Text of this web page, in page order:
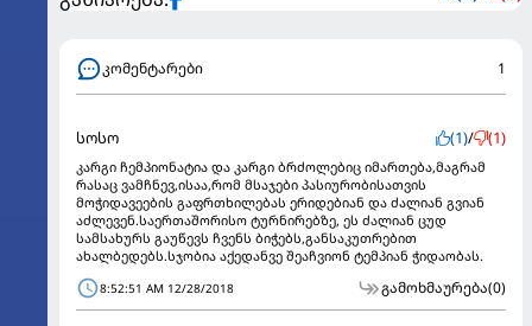
კომენტარები 1
სოსო (1)/ (1)
კარგი ჩემპიონატია და კარგი ბრძოლებიც იმართება,მაგრამ
რასაც ვამჩნევ,ისაა,რომ მსაჯები პასიურობისათვის
მოჭიდავეების გაფრთხილებას ერიდებიან და ძალიან გვიან
აძლევენ.საერთაშორისო ტურნირებზე, ეს ძალიან ცუდ
სამსახურს გაუწევს ჩვენს ბიჭებს,განსაკუთრებით
ახალბედებს.სჯობია აქედანვე შეაჩვიონ ტემპიან ჭიდაობას.
8:52:51 AM 12/28/2018 გამოხმაურება(0)